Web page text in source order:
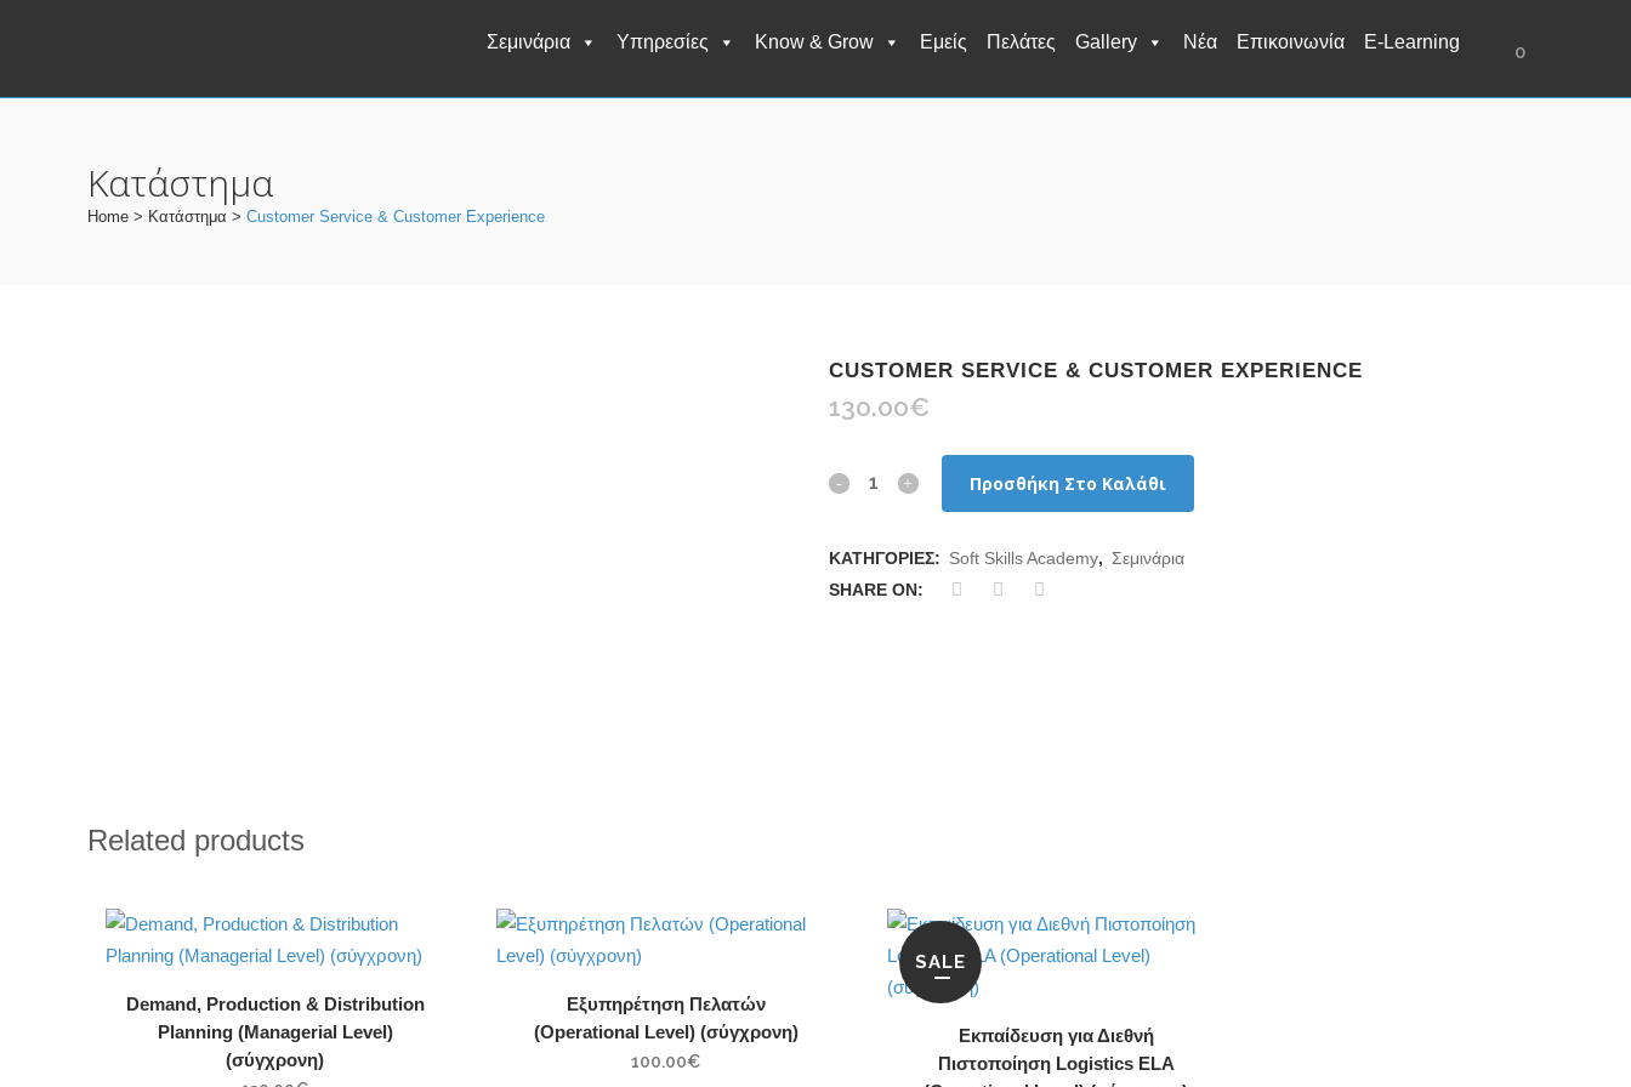
0
Σεμινάρια Υπηρεσίες Know & Grow Εμείς Πελάτες Gallery Νέα Επικοινωνία E-Learning
Κατάστημα
Home > Κατάστημα > Customer Service & Customer Experience
CUSTOMER SERVICE & CUSTOMER EXPERIENCE
130.00€
Customer
&
Προσθήκη Στο Καλάθι
ΚΑΤΗΓΟΡΊΕΣ: Soft Skills Academy, Σεμινάρια
SHARE ON:
Related products
Demand, Production & Distribution
Planning (Managerial Level)
(σύγχρονη)
Εξυπηρέτηση Πελατών
(Operational Level) (σύγχρονη)
100.00€
SALE
Εκπαίδευση για Διεθνή
Πιστοποίηση Logistics ELA